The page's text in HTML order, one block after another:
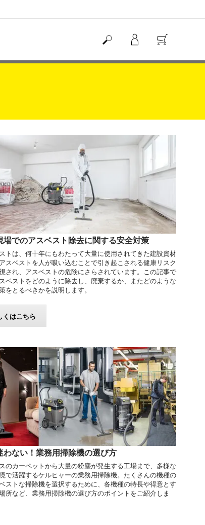
場でのアスベスト除去に関する安全対策
トは、何十年にもわたって大量に使用されてきた建設資材
スベストを人が吸い込むことで引き起こされる健康リスク
され、アスベストの危険にさらされています。この記事で
ベストをどのように除去し、廃棄するか、またどのような
をとるべきかを説明します。
くはこちら
わない！業務用掃除機の選び方
のカーペットから大量の粉塵が発生する工場まで、多様な
で活躍するケルヒャーの業務用掃除機。たくさんの機種の
ストな掃除機を選択するために、各機種の特長や得意とす
所など、業務用掃除機の選び方のポイントをご紹介しま